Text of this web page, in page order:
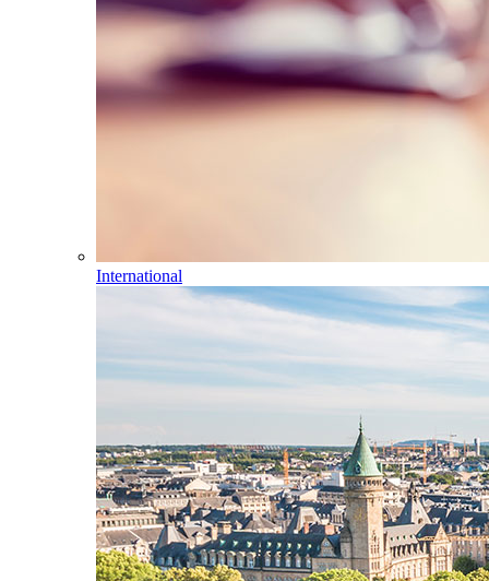
International